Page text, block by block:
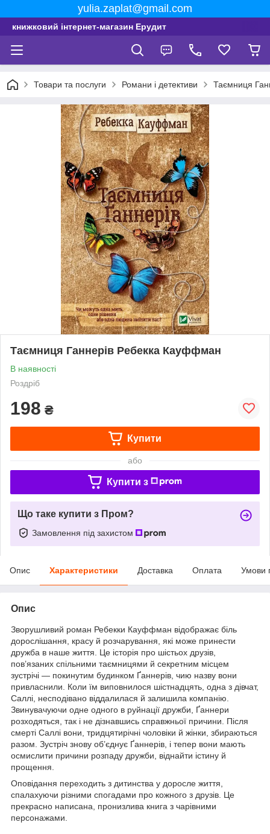
yulia.zaplat@gmail.com
книжковий інтернет-магазин Ерудит
Товари та послуги Романи і детективи Таємниця
Таємниця Ганнерів Ребекка Кауффман
В наявності
Роздріб
198 ₴
Купити
або
Купити з
Що таке купити з Пром?
Замовлення під захистом
Опис Характеристики Доставка Оплата Умови
Опис
Зворушливий роман Ребекки Кауффман відображає біль
дорослішання, красу й розчарування, які може принести
дружба в наше життя. Це історія про шістьох друзів,
пов’язаних спільними таємницями й секретним місцем
зустрічі — покинутим будинком Ґаннерів, чию назву вони
привласнили. Коли їм виповнилося шістнадцять, одна з дівчат,
Саллі, несподівано віддалилася й залишила компанію.
Звинувачуючи одне одного в руйнації дружби, Ґаннери
розходяться, так і не дізнавшись справжньої причини. Після
смерті Саллі вони, тридцятирічні чоловіки й жінки, збираються
разом. Зустріч знову об’єднує Ґаннерів, і тепер вони мають
осмислити причини розпаду дружби, віднайти істину й
прощення.
Оповідання переходить з дитинства у доросле життя,
спалахуючи різними спогадами про кожного з друзів. Це
прекрасно написана, пронизлива книга з чарівними
персонажами.